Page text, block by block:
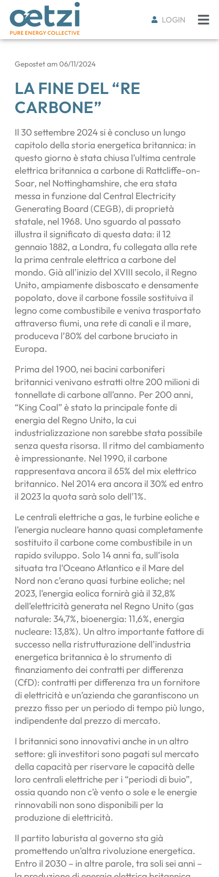
LOGIN
Gepostet am 06/11/2024
LA FINE DEL “RE
CARBONE”
Il 30 settembre 2024 si è concluso un lungo
capitolo della storia energetica britannica: in
questo giorno è stata chiusa l’ultima centrale
elettrica britannica a carbone di Rattcliffe-on-
Soar, nel Nottinghamshire, che era stata
messa in funzione dal Central Electricity
Generating Board (CEGB), di proprietà
statale, nel 1968. Uno sguardo al passato
illustra il significato di questa data: il 12
gennaio 1882, a Londra, fu collegata alla rete
la prima centrale elettrica a carbone del
mondo. Già all’inizio del XVIII secolo, il Regno
Unito, ampiamente disboscato e densamente
popolato, dove il carbone fossile sostituiva il
legno come combustibile e veniva trasportato
attraverso fiumi, una rete di canali e il mare,
produceva l’80% del carbone bruciato in
Europa.
Prima del 1900, nei bacini carboniferi
britannici venivano estratti oltre 200 milioni di
tonnellate di carbone all’anno. Per 200 anni,
“King Coal” è stato la principale fonte di
energia del Regno Unito, la cui
industrializzazione non sarebbe stata possibile
senza questa risorsa. Il ritmo del cambiamento
è impressionante. Nel 1990, il carbone
rappresentava ancora il 65% del mix elettrico
britannico. Nel 2014 era ancora il 30% ed entro
il 2023 la quota sarà solo dell’1%.
Le centrali elettriche a gas, le turbine eoliche e
l’energia nucleare hanno quasi completamente
sostituito il carbone come combustibile in un
rapido sviluppo. Solo 14 anni fa, sull’isola
situata tra l’Oceano Atlantico e il Mare del
Nord non c’erano quasi turbine eoliche; nel
2023, l’energia eolica fornirà già il 32,8%
dell’elettricità generata nel Regno Unito (gas
naturale: 34,7%, bioenergia: 11,6%, energia
nucleare: 13,8%). Un altro importante fattore di
successo nella ristrutturazione dell’industria
energetica britannica è lo strumento di
finanziamento dei contratti per differenza
(CfD): contratti per differenza tra un fornitore
di elettricità e un’azienda che garantiscono un
prezzo fisso per un periodo di tempo più lungo,
indipendente dal prezzo di mercato.
I britannici sono innovativi anche in un altro
settore: gli investitori sono pagati sul mercato
della capacità per riservare le capacità delle
loro centrali elettriche per i “periodi di buio”,
ossia quando non c’è vento o sole e le energie
rinnovabili non sono disponibili per la
produzione di elettricità.
Il partito laburista al governo sta già
promettendo un’altra rivoluzione energetica.
Entro il 2030 – in altre parole, tra soli sei anni –